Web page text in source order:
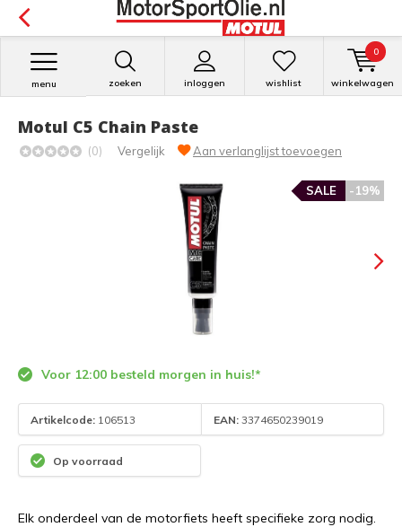
zoeken inloggen
menu wishlist winkelwagen
0
Motul C5 Chain Paste
(0) Vergelijk Aan verlanglijst toevoegen
-19%
SALE
Voor 12:00 besteld morgen in huis!*
Artikelcode: 106513 EAN: 3374650239019
Op voorraad
Elk onderdeel van de motorfiets heeft specifieke zorg nodig.